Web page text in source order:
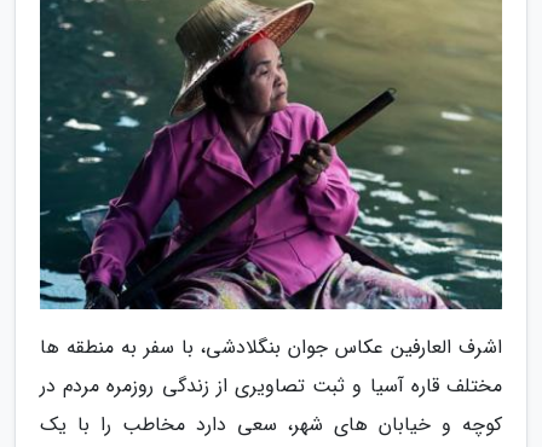
اشرف العارفین عکاس جوان بنگلادشی، با سفر به منطقه ها
مختلف قاره آسیا و ثبت تصاویری از زندگی روزمره مردم در
کوچه و خیابان های شهر، سعی دارد مخاطب را با یک